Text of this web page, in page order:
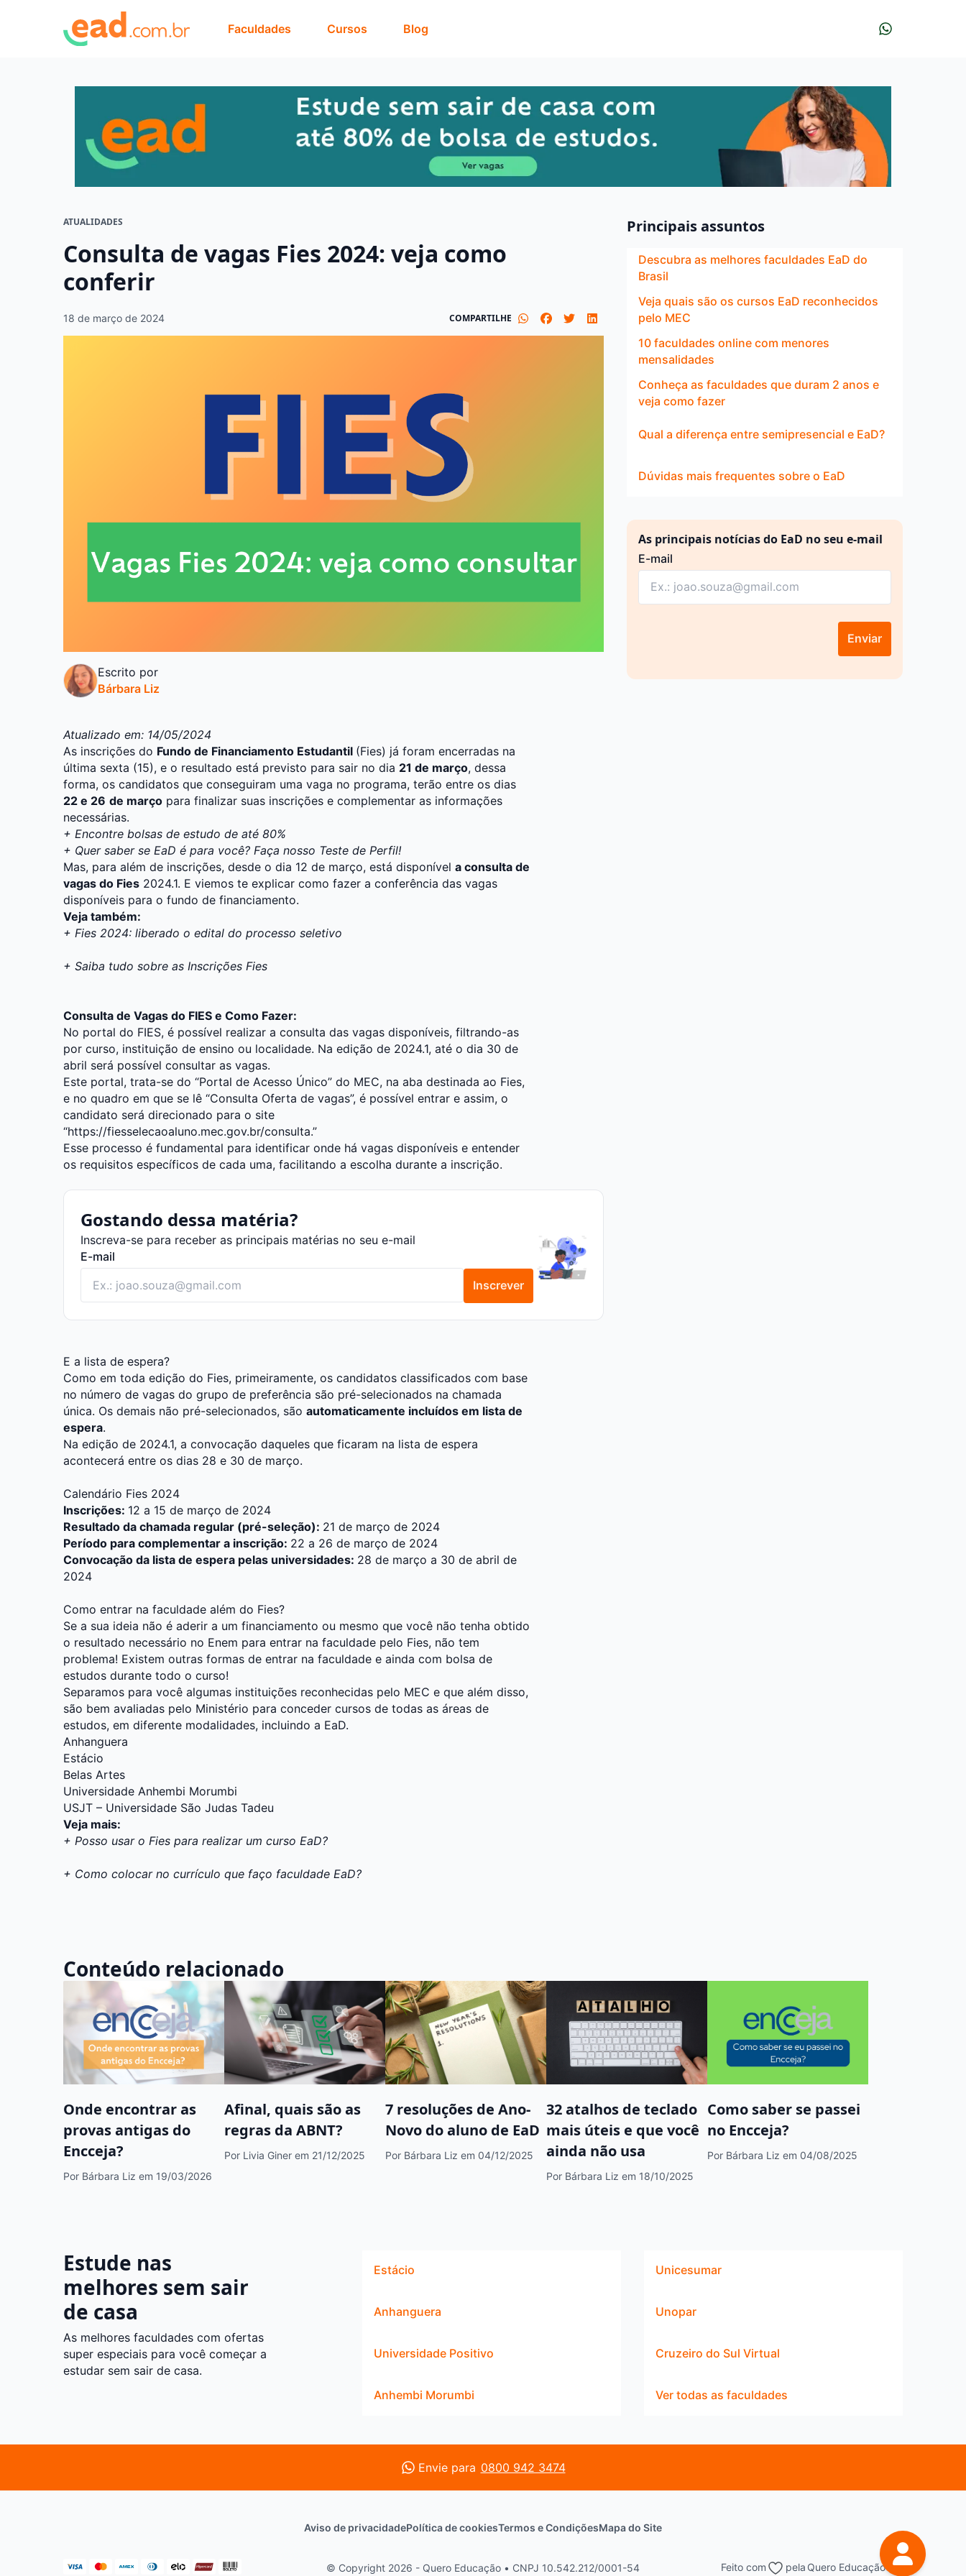
Faculdades Cursos Blog
ATUALIDADES
Consulta de vagas Fies 2024: veja como
conferir
18 de março de 2024 COMPARTILHE
Escrito por
Bárbara Liz
Atualizado em: 14/05/2024
As inscrições do Fundo de Financiamento Estudantil (Fies) já foram encerradas na
última sexta (15), e o resultado está previsto para sair no dia 21 de março, dessa
forma, os candidatos que conseguiram uma vaga no programa, terão entre os dias
22 e 26 de março para finalizar suas inscrições e complementar as informações
necessárias.
+ Encontre bolsas de estudo de até 80%
+ Quer saber se EaD é para você? Faça nosso Teste de Perfil!
Mas, para além de inscrições, desde o dia 12 de março, está disponível a consulta de
vagas do Fies 2024.1. E viemos te explicar como fazer a conferência das vagas
disponíveis para o fundo de financiamento.
Veja também:
+ Fies 2024: liberado o edital do processo seletivo
+ Saiba tudo sobre as Inscrições Fies
Consulta de Vagas do FIES e Como Fazer:
No portal do FIES, é possível realizar a consulta das vagas disponíveis, filtrando-as
por curso, instituição de ensino ou localidade. Na edição de 2024.1, até o dia 30 de
abril será possível consultar as vagas.
Este portal, trata-se do “Portal de Acesso Único” do MEC, na aba destinada ao Fies,
e no quadro em que se lê “Consulta Oferta de vagas”, é possível entrar e assim, o
candidato será direcionado para o site
“https://fiesselecaoaluno.mec.gov.br/consulta.”
Esse processo é fundamental para identificar onde há vagas disponíveis e entender
os requisitos específicos de cada uma, facilitando a escolha durante a inscrição.
Gostando dessa matéria?
Inscreva-se para receber as principais matérias no seu e-mail
E-mail
Inscrever
E a lista de espera?
Como em toda edição do Fies, primeiramente, os candidatos classificados com base
no número de vagas do grupo de preferência são pré-selecionados na chamada
única. Os demais não pré-selecionados, são automaticamente incluídos em lista de
espera.
Na edição de 2024.1, a convocação daqueles que ficaram na lista de espera
acontecerá entre os dias 28 e 30 de março.
Calendário Fies 2024
Inscrições: 12 a 15 de março de 2024
Resultado da chamada regular (pré-seleção): 21 de março de 2024
Período para complementar a inscrição: 22 a 26 de março de 2024
Convocação da lista de espera pelas universidades: 28 de março a 30 de abril de
2024
Como entrar na faculdade além do Fies?
Se a sua ideia não é aderir a um financiamento ou mesmo que você não tenha obtido
o resultado necessário no Enem para entrar na faculdade pelo Fies, não tem
problema! Existem outras formas de entrar na faculdade e ainda com bolsa de
estudos durante todo o curso!
Separamos para você algumas instituições reconhecidas pelo MEC e que além disso,
são bem avaliadas pelo Ministério para conceder cursos de todas as áreas de
estudos, em diferente modalidades, incluindo a EaD.
Anhanguera
Estácio
Belas Artes
Universidade Anhembi Morumbi
USJT – Universidade São Judas Tadeu
Veja mais:
+ Posso usar o Fies para realizar um curso EaD?
+ Como colocar no currículo que faço faculdade EaD?
Principais assuntos
Descubra as melhores faculdades EaD do
Brasil
Veja quais são os cursos EaD reconhecidos
pelo MEC
10 faculdades online com menores
mensalidades
Conheça as faculdades que duram 2 anos e
veja como fazer
Qual a diferença entre semipresencial e EaD?
Dúvidas mais frequentes sobre o EaD
As principais notícias do EaD no seu e-mail
E-mail
Enviar
Conteúdo relacionado
Onde encontrar as
provas antigas do
Encceja?
Por Bárbara Liz em 19/03/2026
Afinal, quais são as
regras da ABNT?
Por Livia Giner em 21/12/2025
7 resoluções de Ano-
Novo do aluno de EaD
Por Bárbara Liz em 04/12/2025
32 atalhos de teclado
mais úteis e que você
ainda não usa
Por Bárbara Liz em 18/10/2025
Como saber se passei
no Encceja?
Por Bárbara Liz em 04/08/2025
Estude nas
melhores sem sair
de casa
As melhores faculdades com ofertas
super especiais para você começar a
estudar sem sair de casa.
Estácio
Anhanguera
Universidade Positivo
Anhembi Morumbi
Unicesumar
Unopar
Cruzeiro do Sul Virtual
Ver todas as faculdades
Envie para 0800 942 3474
Aviso de privacidadePolítica de cookiesTermos e CondiçõesMapa do Site
© Copyright 2026 - Quero Educação • CNPJ 10.542.212/0001-54 Feito com pelaQuero Educação